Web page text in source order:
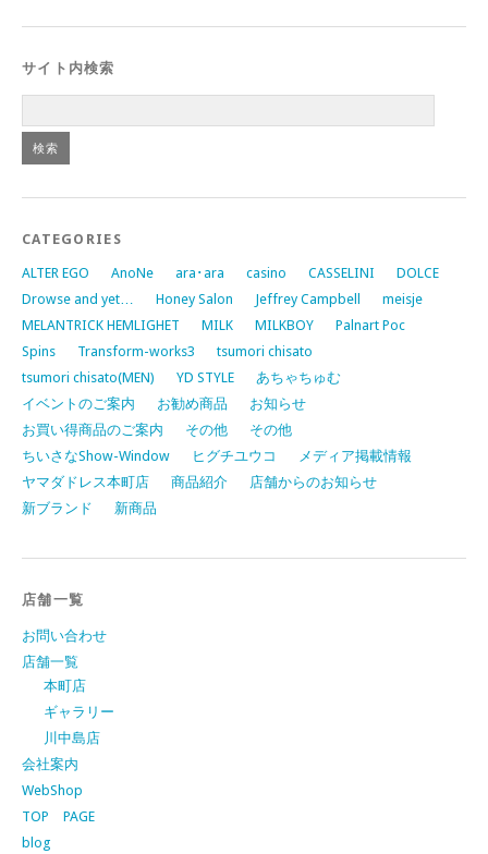
サイト内検索
CATEGORIES
ALTER EGO AnoNe ara･ara casino CASSELINI
DOLCE
Drowse and yet…
Honey Salon Jeffrey Campbell
meisje
MELANTRICK HEMLIGHET
MILK MILKBOY
Palnart Poc
Spins
Transform-works3
tsumori chisato
tsumori chisato(MEN)
YD STYLE
あちゃちゅむ
イベントのご案内
お勧め商品
お知らせ
お買い得商品のご案内
その他
その他
ちいさなShow-Window
ヒグチユウコ
メディア掲載情報
ヤマダドレス本町店
商品紹介
店舗からのお知らせ
新ブランド
新商品
店舗一覧
お問い合わせ
店舗一覧
本町店
ギャラリー
川中島店
会社案内
WebShop
TOP PAGE
blog